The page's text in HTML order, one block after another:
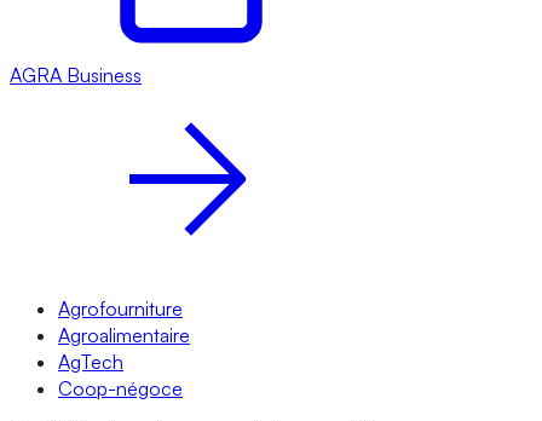
AGRA Business
Agrofourniture
Agroalimentaire
AgTech
Coop-négoce